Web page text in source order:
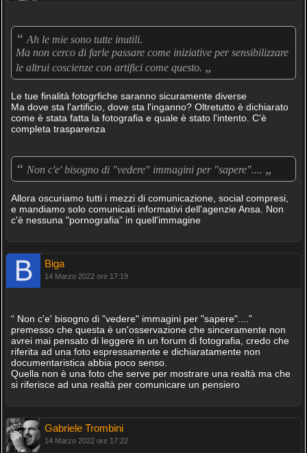
“ Ah le mie sono tutte inutili.
Ma non cerco di farle passare come iniziative per sensibilizzare
le altrui coscienze con artifici come questo. „
Le tue finalità fotogrfiche saranno sicuramente diverse
Ma dove sta l'artificio, dove sta l'inganno? Oltretutto è dichiarato
come è stata fatta la fotografia e quale è stato l'intento. C'è
completa trasparenza
“ Non c'e' bisogno di "vedere" immagini per "sapere".... „
Allora oscuriamo tutti i mezzi di comunicazione, social compresi,
e mandiamo solo comunicati informativi dell'agenzie Ansa. Non
c'è nessuna "pornografia" in quell'immagine
Biga
14 Marzo 2022 ore 17:19
“ Non c'e' bisogno di "vedere" immagini per "sapere"....”
premesso che questa è un'osservazione che sinceramente non
avrei mai pensato di leggere in un forum di fotografia, credo che
riferita ad una foto espressamente e dichiaratamente non
documentaristica abbia poco senso.
Quella non è una foto che serve per mostrare una realtà ma che
si riferisce ad una realtà per comunicare un pensiero
Gabriele Trombini
14 Marzo 2022 ore 17:22